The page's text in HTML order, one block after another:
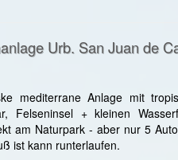
Urb. San Juan de
mediterrane Anlage mit
Felseninsel + kleinen
am Naturpark - aber nur 5
ist kann runterlaufen.